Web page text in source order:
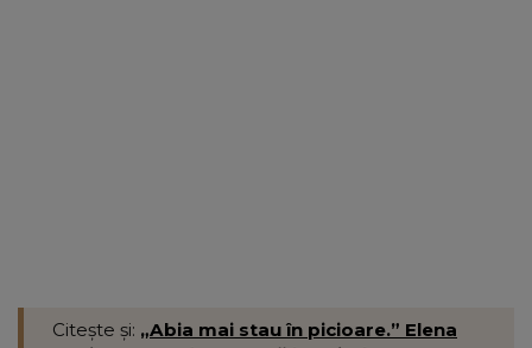
Citește și: „Abia mai stau în picioare.” Elena